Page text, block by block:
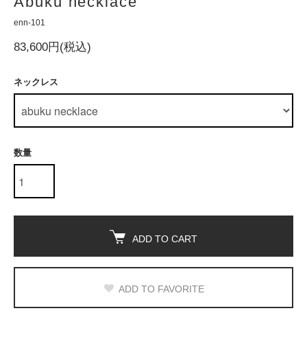
enn-101
83,600円(税込)
ネックレス
数量
ADD TO CART
ADD TO FAVORITE